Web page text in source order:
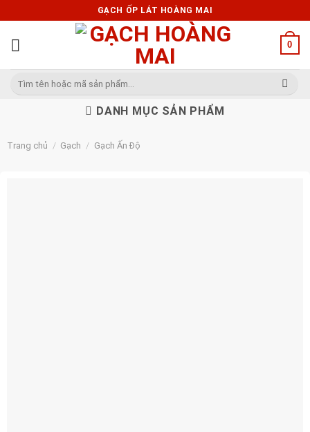
to
content
GẠCH ỐP LÁT HOÀNG MAI
0
Tìm
DANH MỤC SẢN PHẨM
Trang chủ / Gạch / Gạch Ấn Độ